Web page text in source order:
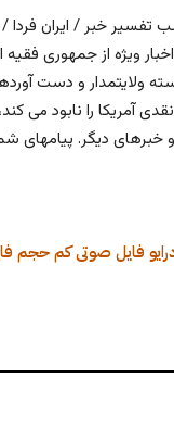
اخبار ویژه از جمهوری
ولایتمدار و دست
آمریکا را نابود می
و خبرهای دیگر. پیامهای
فایل صوتی کم حجم